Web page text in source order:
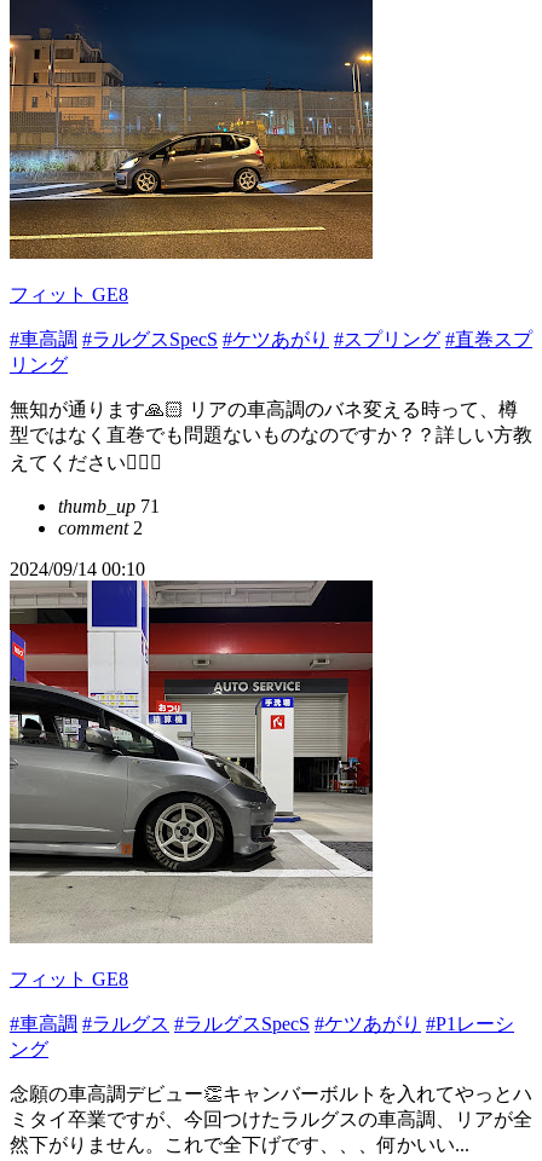
フィット GE8
#車高調 #ラルグスSpecS #ケツあがり #スプリング #直巻スプ
リング
無知が通ります🙏🏻 リアの車高調のバネ変える時って、樽
型ではなく直巻でも問題ないものなのですか？？詳しい方教
えてください🙇🏻‍♂️
thumb_up 71
comment2
2024/09/14 00:10
フィット GE8
#車高調 #ラルグス #ラルグスSpecS #ケツあがり #P1レーシ
ング
念願の車高調デビュー👏キャンバーボルトを入れてやっとハ
ミタイ卒業ですが、今回つけたラルグスの車高調、リアが全
然下がりません。これで全下げです、、、何かいい...